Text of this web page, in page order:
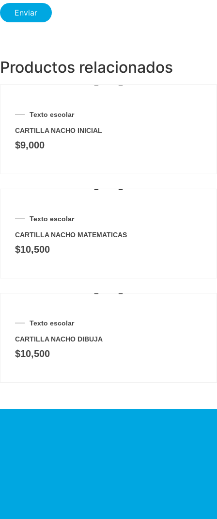
Productos relacionados
Texto escolar
CARTILLA NACHO INICIAL
$9,000
Texto escolar
CARTILLA NACHO MATEMATICAS
$10,500
Texto escolar
CARTILLA NACHO DIBUJA
$10,500